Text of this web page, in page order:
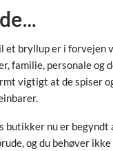
et bryllup er i forvejen
familie, personale
vigtigt at de spiser
nu er begyndt
og du behøver